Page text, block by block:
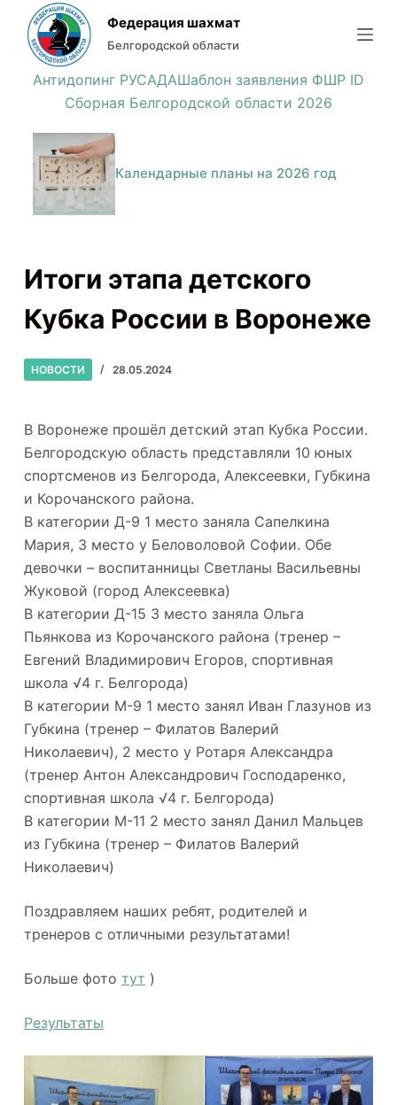
и
Федерация шахмат
Белгородской области
Антидопинг РУСАДАШаблон заявления ФШР ID
Сборная Белгородской области 2026
Календарные планы на 2026 год
Итоги этапа детского
Кубка России в Воронеже
НОВОСТИ 28.05.2024
В Воронеже прошёл детский этап Кубка России.
Белгородскую область представляли 10 юных
спортсменов из Белгорода, Алексеевки, Губкина
и Корочанского района.
В категории Д-9 1 место заняла Сапелкина
Мария, 3 место у Беловоловой Софии. Обе
девочки – воспитанницы Светланы Васильевны
Жуковой (город Алексеевка)
В категории Д-15 3 место заняла Ольга
Пьянкова из Корочанского района (тренер –
Евгений Владимирович Егоров, спортивная
школа √4 г. Белгорода)
В категории М-9 1 место занял Иван Глазунов из
Губкина (тренер – Филатов Валерий
Николаевич), 2 место у Ротаря Александра
(тренер Антон Александрович Господаренко,
спортивная школа √4 г. Белгорода)
В категории М-11 2 место занял Данил Мальцев
из Губкина (тренер – Филатов Валерий
Николаевич)
Поздравляем наших ребят, родителей и
тренеров с отличными результатами!
Больше фото тут )
Результаты